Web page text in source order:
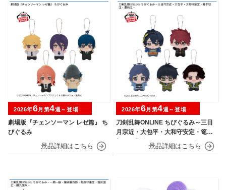
劇場版『チェンソーマン レゼ篇』 ち
びぐるみ
2026年6月第4週～登場
刀剣乱舞ONLINE ちびぐるみ～三日
月宗近・大包平・大和守安定・篭手
切江・豊前江～
2026年6月第4週～登場